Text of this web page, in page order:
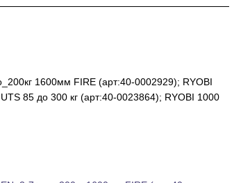
1600мм FIRE (арт:40-0002929); RYOBI
85 до 300 кг (арт:40-0023864); RYOBI 1000